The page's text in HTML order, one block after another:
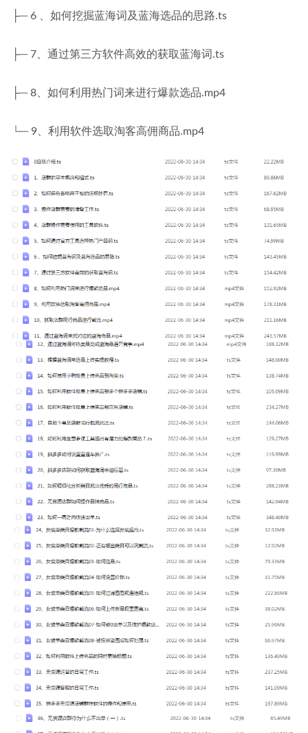
├─ 6 、如何挖掘蓝海词及蓝海选品的思路.ts
├─ 7、通过第三方软件高效的获取蓝海词.ts
├─ 8、如何利用热门词来进行爆款选品.mp4
└─ 9、利用软件选取淘客高佣商品.mp4